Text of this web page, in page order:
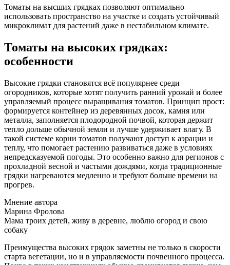
Томаты на высших грядках позволяют оптимально
использовать пространство на участке и создать устойчивый
микроклимат для растений даже в нестабильном климате.
Томаты на высоких грядках:
особенности
Высокие грядки становятся всё популярнее среди
огородников, которые хотят получить ранний урожай и более
управляемый процесс выращивания томатов. Принцип прост:
формируется контейнер из деревянных досок, камня или
металла, заполняется плодородной почвой, которая держит
тепло дольше обычной земли и лучше удерживает влагу. В
такой системе корни томатов получают доступ к аэрации и
теплу, что помогает растению развиваться даже в условиях
непредсказуемой погоды. Это особенно важно для регионов с
прохладной весной и частыми дождями, когда традиционные
грядки нагреваются медленно и требуют больше времени на
прогрев.
Мнение автора
Марина Фролова
Мама троих детей, живу в деревне, люблю огород и свою
собаку
Преимущества высоких грядок заметны не только в скорости
старта вегетации, но и в управляемости почвенного процесса.